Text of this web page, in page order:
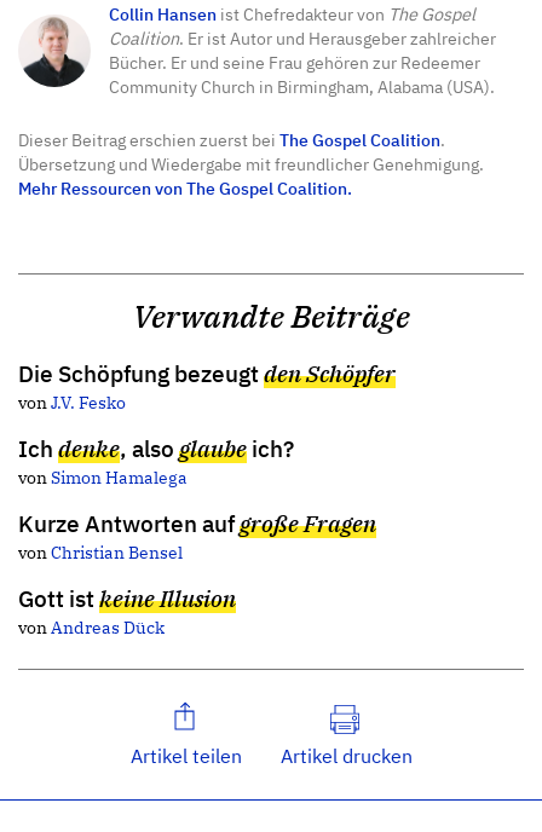
Collin Hansen ist Chefredakteur von The Gospel
Coalition. Er ist Autor und Herausgeber zahlreicher
Bücher. Er und seine Frau gehören zur Redeemer
Community Church in Birmingham, Alabama (USA).
Dieser Beitrag erschien zuerst bei The Gospel Coalition.
Übersetzung und Wiedergabe mit freundlicher Genehmigung.
Mehr Ressourcen von The Gospel Coalition.
Verwandte Beiträge
Die Schöpfung bezeugtden Schöpfer
vonJ.V. Fesko
Ich denke, also glaube ich?
vonSimon Hamalega
Kurze Antworten aufgroße Fragen
vonChristian Bensel
Gott istkeine Illusion
vonAndreas Dück
Artikel teilen Artikel drucken